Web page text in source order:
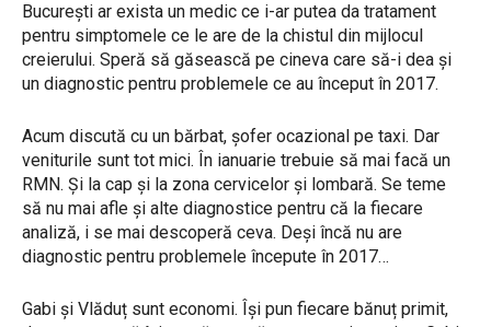
București ar exista un medic ce i-ar putea da tratament
pentru simptomele ce le are de la chistul din mijlocul
creierului. Speră să găsească pe cineva care să-i dea și
un diagnostic pentru problemele ce au început în 2017.
Acum discută cu un bărbat, șofer ocazional pe taxi. Dar
veniturile sunt tot mici. În ianuarie trebuie să mai facă un
RMN. Și la cap și la zona cervicelor și lombară. Se teme
să nu mai afle și alte diagnostice pentru că la fiecare
analiză, i se mai descoperă ceva. Deși încă nu are
diagnostic pentru problemele începute în 2017…
Gabi și Vlăduț sunt economi. Își pun fiecare bănuț primit,